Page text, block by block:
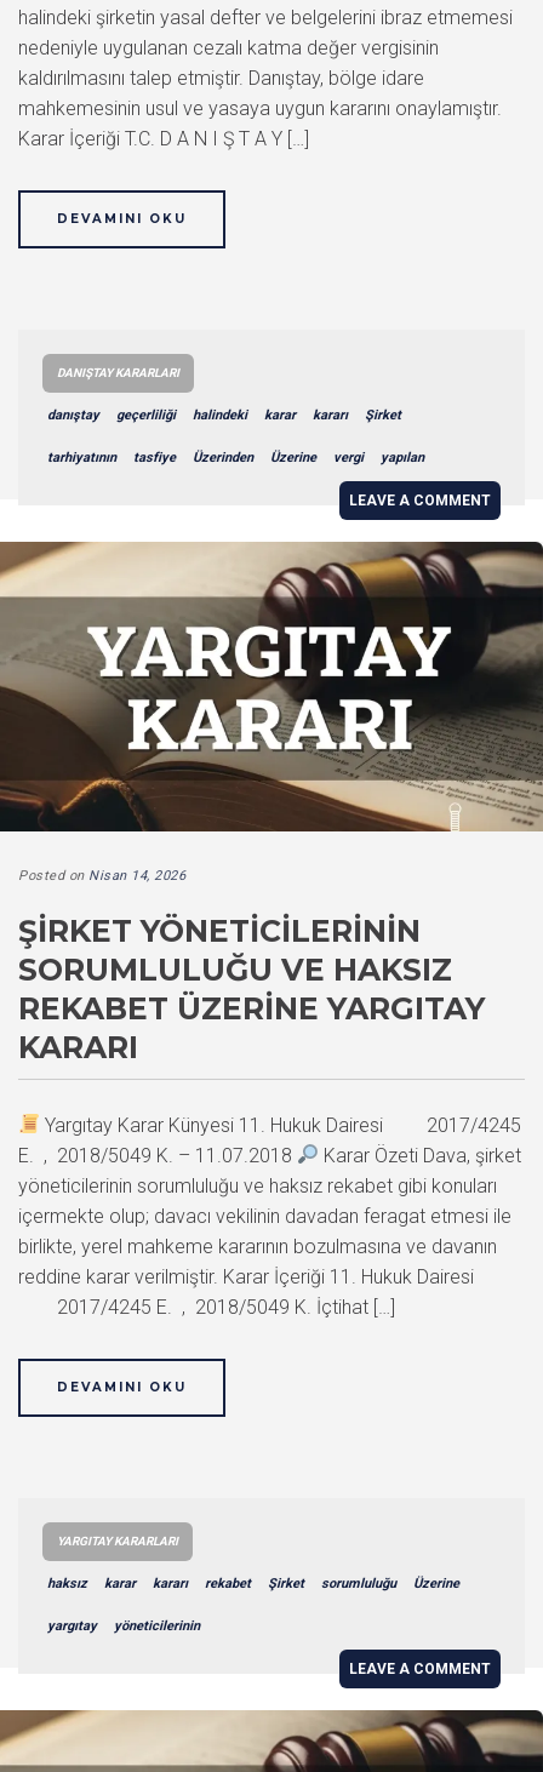
halindeki şirketin yasal defter ve belgelerini ibraz etmemesi
nedeniyle uygulanan cezalı katma değer vergisinin
kaldırılmasını talep etmiştir. Danıştay, bölge idare
mahkemesinin usul ve yasaya uygun kararını onaylamıştır.
Karar İçeriği T.C. D A N I Ş T A Y […]
DEVAMINI OKU
DANIŞTAY KARARLARI
danıştay geçerliliği halindeki karar kararı Şirket
tarhiyatının tasfiye Üzerinden Üzerine vergi yapılan
LEAVE A COMMENT
Posted on Nisan 14, 2026
ŞIRKET YÖNETICILERININ
SORUMLULUĞU VE HAKSIZ
REKABET ÜZERINE YARGITAY
KARARI
Yargıtay Karar Künyesi 11. Hukuk Dairesi 2017/4245
E. , 2018/5049 K. – 11.07.2018
Karar Özeti Dava, şirket
yöneticilerinin sorumluluğu ve haksız rekabet gibi konuları
içermekte olup; davacı vekilinin davadan feragat etmesi ile
birlikte, yerel mahkeme kararının bozulmasına ve davanın
reddine karar verilmiştir. Karar İçeriği 11. Hukuk Dairesi
2017/4245 E. , 2018/5049 K. İçtihat […]
DEVAMINI OKU
YARGITAY KARARLARI
haksız karar kararı rekabet Şirket sorumluluğu Üzerine
yargıtay yöneticilerinin
LEAVE A COMMENT